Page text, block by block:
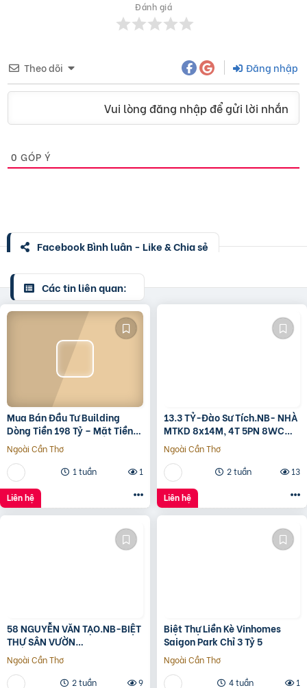
Đánh giá
Theo dõi Đăng nhập
Vui lòng đăng nhập để gửi lời nhắn
0 GÓP Ý
Facebook Bình luận - Like & Chia sẻ
Các tin liên quan:
Mua Bán Đầu Tư Building
Dòng Tiền 198 Tỷ – Mặt Tiền
Đường 3/2, Trung Tâm Quận
10
Ngoài Cần Thơ
1 tuần
1
Liên hệ
13.3 TỶ-Đào Sư Tích.NB- NHÀ
MTKD 8x14M, 4T 5PN 8WC
FULL NỘI THẤT GỖ ĐỎ
Ngoài Cần Thơ
2 tuần
13
Liên hệ
58 NGUYỄN VĂN TẠO.NB-BIỆT
THỰ SÂN VƯỜN
260M2[11x24M]-12.8 TỶ
Ngoài Cần Thơ
2 tuần
9
Biệt Thự Liền Kè Vinhomes
Saigon Park Chỉ 3 Tỷ 5
Ngoài Cần Thơ
4 tuần
1